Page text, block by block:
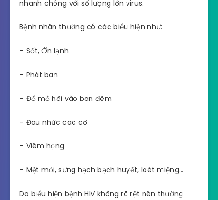
nhanh chóng với số lượng lớn virus.
Bệnh nhân thường có các biểu hiện như:
– Sốt, Ớn lạnh
– Phát ban
– Đổ mồ hôi vào ban đêm
– Đau nhức các cơ
– Viêm họng
– Mệt mỏi, sưng hạch bạch huyết, loét miệng…
Do biểu hiện bệnh HIV không rõ rệt nên thường